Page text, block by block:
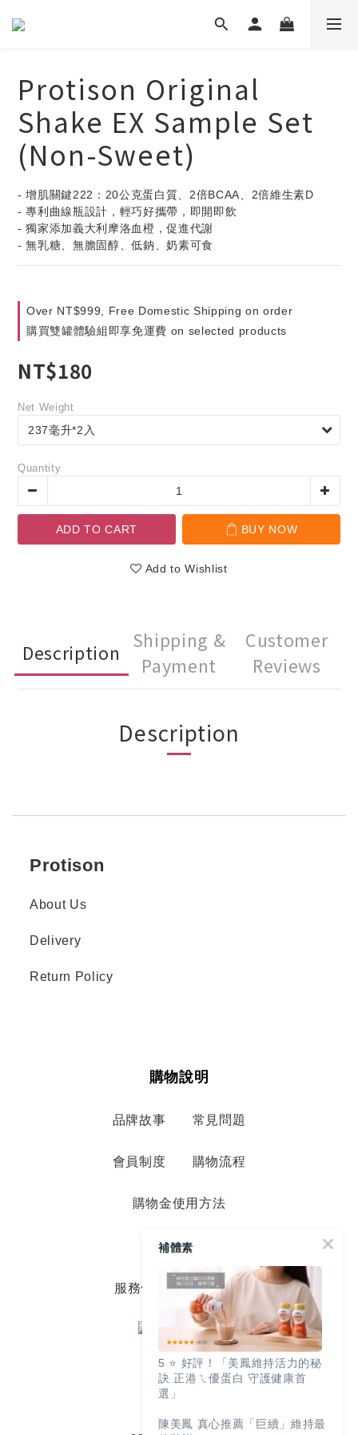
Protison Original
Shake EX Sample Set
(Non-Sweet)
- 增肌關鍵222：20公克蛋白質、2倍BCAA、2倍維生素D
- 專利曲線瓶設計，輕巧好攜帶，即開即飲
- 獨家添加義大利摩洛血橙，促進代謝
- 無乳糖、無膽固醇、低鈉、奶素可食
Over NT$999, Free Domestic Shipping on order
購買雙罐體驗組即享免運費 on selected products
NT$180
Net Weight
Quantity
ADD TO CART BUY NOW
Add to Wishlist
Description
Shipping &
Payment
Customer
Reviews
Description
Protison
About Us
Delivery
Return Policy
購物說明
品牌故事 常見問題
會員制度 購物流程
購物金使用方法
退換貨服務
服務條款 隱私政策
補體素
5 ⭐️ 好評！「美鳳維持活力的秘
訣 正港ㄟ優蛋白 守護健康首
選」
陳美鳳 真心推薦「巨續」維持最